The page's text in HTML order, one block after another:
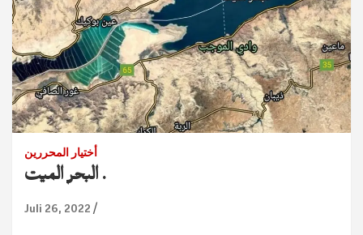
أختيار المحررين
البحر الميت .
Juli 26, 2022